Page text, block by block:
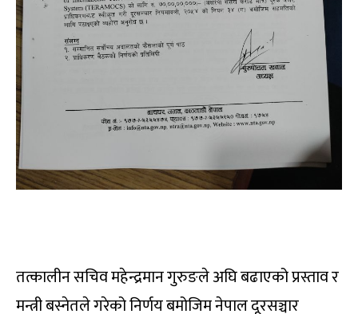
तत्कालीन सचिव महेन्द्रमान गुरुङले अघि बढाएको प्रस्ताव र
मन्त्री बस्नेतले गरेको निर्णय बमोजिम नेपाल दूरसञ्चार